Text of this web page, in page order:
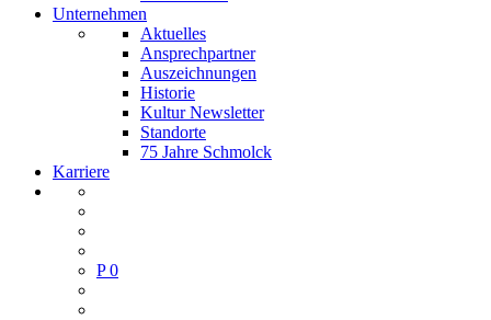
Unternehmen
Aktuelles
Ansprechpartner
Auszeichnungen
Historie
Kultur Newsletter
Standorte
75 Jahre Schmolck
Karriere
P 0